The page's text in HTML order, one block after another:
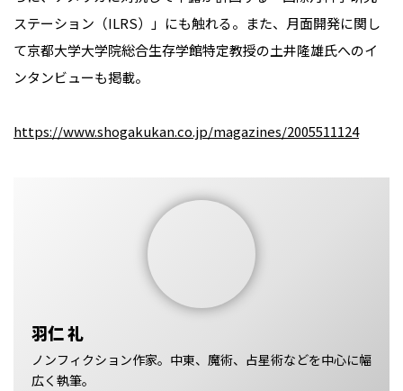
ステーション（ILRS）」にも触れる。また、月面開発に関し
て京都大学大学院総合生存学館特定教授の土井隆雄氏へのイ
ンタンビューも掲載。
https://www.shogakukan.co.jp/magazines/2005511124
羽仁 礼
ノンフィクション作家。中東、魔術、占星術などを中心に幅
広く執筆。